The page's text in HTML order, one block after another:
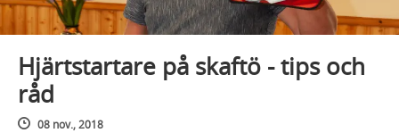
Hjärtstartare på skaftö - tips och
råd
08 nov., 2018